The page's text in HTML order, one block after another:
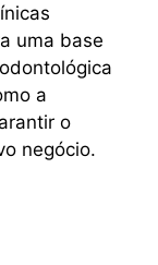
uma base
a
o
negócio.